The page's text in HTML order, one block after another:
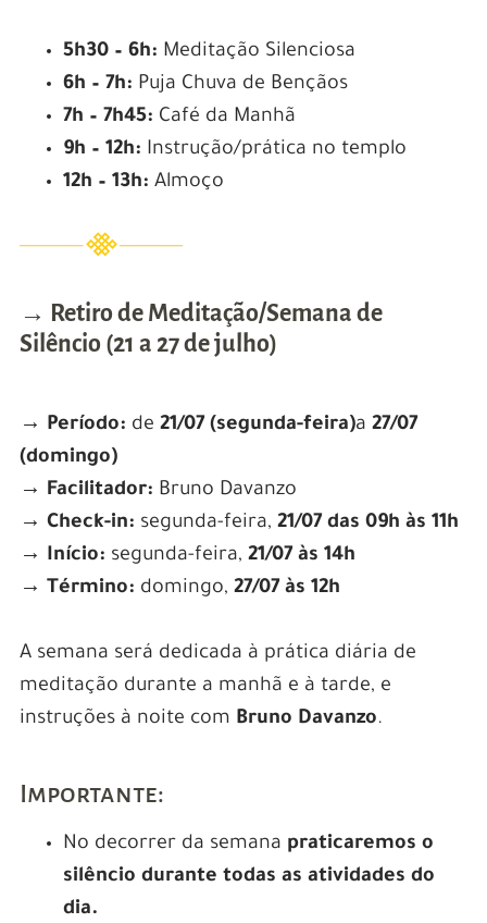
5h30 – 6h: Meditação Silenciosa
6h – 7h: Puja Chuva de Bençãos
7h – 7h45: Café da Manhã
9h – 12h: Instrução/prática no templo
12h – 13h: Almoço
→ Retiro de Meditação/Semana de
Silêncio (21 a 27 de julho)
→ Período: de 21/07 (segunda-feira)a 27/07
(domingo)
→ Facilitador: Bruno Davanzo
→ Check-in: segunda-feira, 21/07 das 09h às 11h
→ Início: segunda-feira, 21/07 às 14h
→ Término: domingo, 27/07 às 12h
A semana será dedicada à prática diária de
meditação durante a manhã e à tarde, e
instruções à noite com Bruno Davanzo.
Importante:
No decorrer da semana praticaremos o
silêncio durante todas as atividades do
dia.